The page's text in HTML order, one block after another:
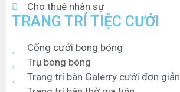
Cho thuê nhân sự
TRANG TRÍ TIỆC CƯỚI
Cổng cưới bong bóng
Trụ bong bóng
Trang trí bàn Galerry cưới đơn giản